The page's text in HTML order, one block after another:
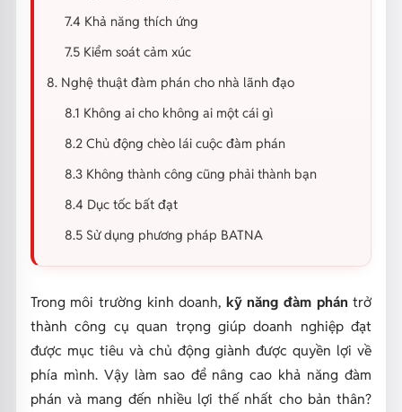
7.4 Khả năng thích ứng
7.5 Kiểm soát cảm xúc
8. Nghệ thuật đàm phán cho nhà lãnh đạo
8.1 Không ai cho không ai một cái gì
8.2 Chủ động chèo lái cuộc đàm phán
8.3 Không thành công cũng phải thành bạn
8.4 Dục tốc bất đạt
8.5 Sử dụng phương pháp BATNA
Trong môi trường kinh doanh, kỹ năng đàm phántrở
thành công cụ quan trọng giúp doanh nghiệp đạt
được mục tiêu và chủ động giành được quyền lợi về
phía mình. Vậy làm sao để nâng cao khả năng đàm
phán và mang đến nhiều lợi thế nhất cho bản thân?